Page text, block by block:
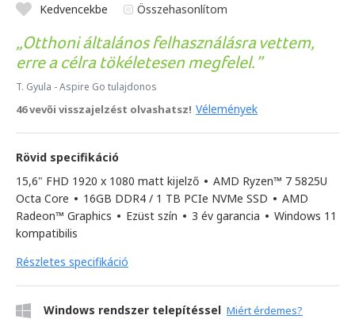
Kedvencekbe Összehasonlítom
Otthoni általános felhasználásra vettem,
erre a célra tökéletesen megfelel.
T. Gyula - Aspire Go tulajdonos
46 vevői visszajelzést olvashatsz! Vélemények
Rövid specifikáció
15,6" FHD 1920 x 1080 matt kijelző • AMD Ryzen™ 7 5825U
Octa Core • 16GB DDR4 / 1 TB PCIe NVMe SSD • AMD
Radeon™ Graphics • Ezüst szín • 3 év garancia • Windows 11
kompatibilis
Részletes specifikáció
Windows rendszer telepítéssel Miért érdemes?